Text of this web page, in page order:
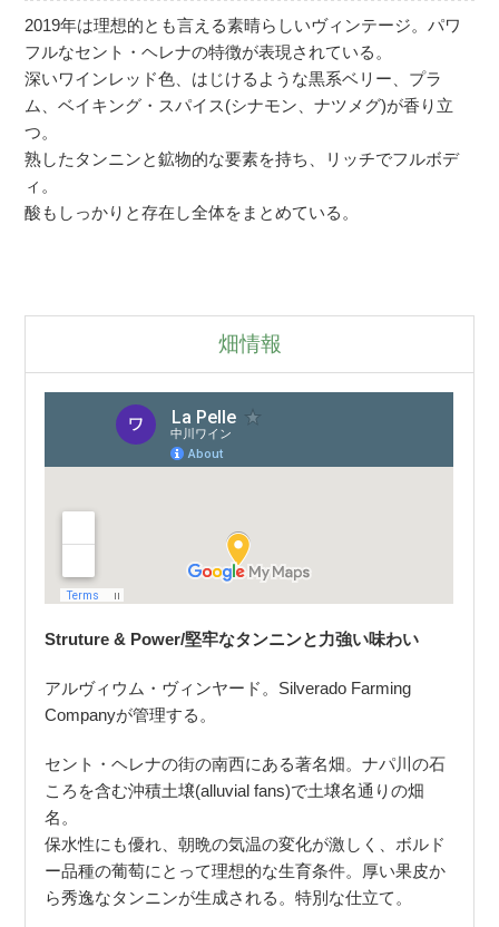
2019年は理想的とも言える素晴らしいヴィンテージ。パワ
フルなセント・ヘレナの特徴が表現されている。
深いワインレッド色、はじけるような黒系ベリー、プラ
ム、ベイキング・スパイス(シナモン、ナツメグ)が香り立
つ。
熟したタンニンと鉱物的な要素を持ち、リッチでフルボデ
ィ。
酸もしっかりと存在し全体をまとめている。
畑情報
Struture & Power/堅牢なタンニンと力強い味わい
アルヴィウム・ヴィンヤード。Silverado Farming
Companyが管理する。
セント・ヘレナの街の南西にある著名畑。ナパ川の石
ころを含む沖積土壌(alluvial fans)で土壌名通りの畑
名。
保水性にも優れ、朝晩の気温の変化が激しく、ボルド
ー品種の葡萄にとって理想的な生育条件。厚い果皮か
ら秀逸なタンニンが生成される。特別な仕立て。